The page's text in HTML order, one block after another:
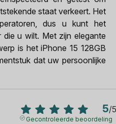
staat verkeert. Het
dus u kunt het
die u wilt. Met zijn elegante
is het iPhone 15 128GB
dat uw persoonlijke
5/5
Gecontroleerde beoordeling